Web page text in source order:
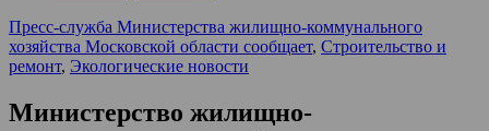
Пресс-служба Министерства жилищно-коммунального
хозяйства Московской области сообщает, Строительство и
ремонт, Экологические новости
Министерство жилищно-